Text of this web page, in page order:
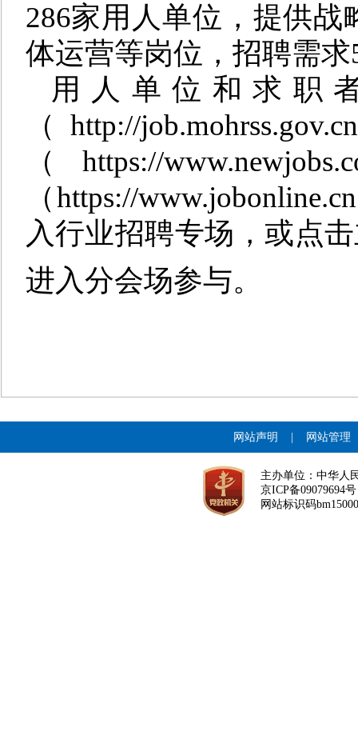
286家用人单位，提供
体运营等岗位，招聘需求
用人单位和求职
（http://job.mohrss.gov.cn
（ https://
（https://www.jobonline.cn
入行业招聘专场，或点
进入分会场参与。